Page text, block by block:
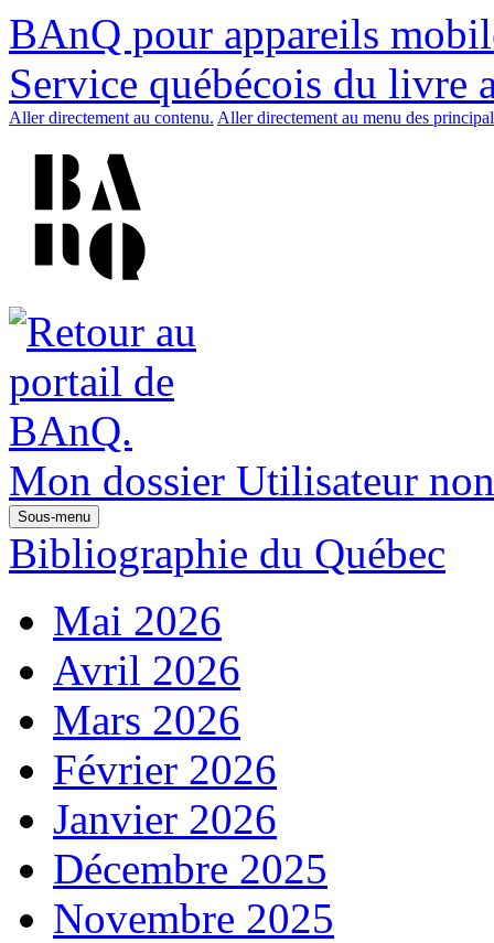
BAnQ pour appareils
Service québécois du livre
Aller directement au contenu. Aller directement au menu des
Mon dossier Utilisateur
Sous-menu
Bibliographie du Québec
Mai 2026
Avril 2026
Mars 2026
Février 2026
Janvier 2026
Décembre 2025
Novembre 2025